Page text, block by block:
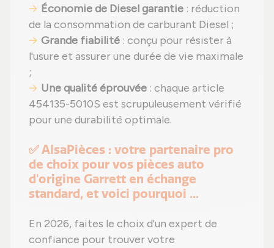
Économie de Diesel garantie : réduction
de la consommation de carburant Diesel ;
Grande fiabilité : conçu pour résister à
l'usure et assurer une durée de vie maximale
;
Une qualité éprouvée : chaque article
454135-5010S est scrupuleusement vérifié
pour une durabilité optimale.
✅ AlsaPièces : votre partenaire pro
de choix pour vos pièces auto
d'origine Garrett en échange
standard, et voici pourquoi ...
En 2026, faites le choix d'un expert de
confiance pour trouver votre